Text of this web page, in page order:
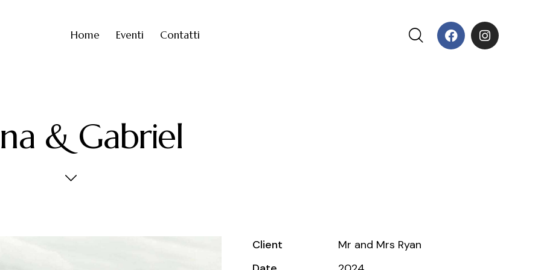
Home Eventi Contatti
& Gabriel
Client
Mr and Mrs Ryan